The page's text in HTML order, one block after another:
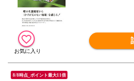
8/8時点_ポイント最大11倍